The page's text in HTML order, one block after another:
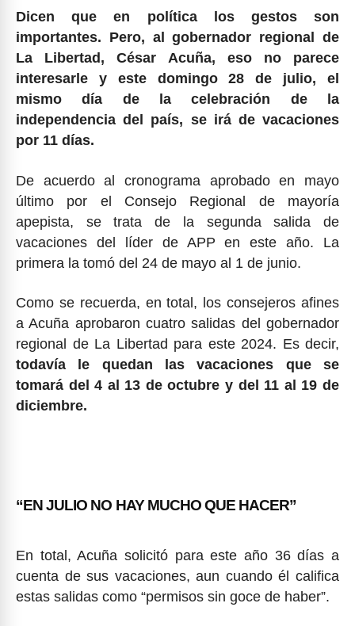
Dicen que en política los gestos son
importantes. Pero, al gobernador regional de
La Libertad, César Acuña, eso no parece
interesarle y este domingo 28 de julio, el
mismo día de la celebración de la
independencia del país, se irá de vacaciones
por 11 días.
De acuerdo al cronograma aprobado en mayo
último por el Consejo Regional de mayoría
apepista, se trata de la segunda salida de
vacaciones del líder de APP en este año. La
primera la tomó del 24 de mayo al 1 de junio.
Como se recuerda, en total, los consejeros afines
a Acuña aprobaron cuatro salidas del gobernador
regional de La Libertad para este 2024. Es decir,
todavía le quedan las vacaciones que se
tomará del 4 al 13 de octubre y del 11 al 19 de
diciembre.
“EN JULIO NO HAY MUCHO QUE HACER”
En total, Acuña solicitó para este año 36 días a
cuenta de sus vacaciones, aun cuando él califica
estas salidas como “permisos sin goce de haber”.